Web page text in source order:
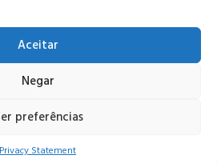
Aceitar
Negar
preferências
Privacy Statement
política de privacidade